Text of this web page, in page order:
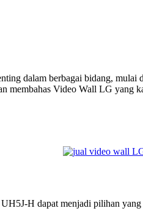
dalam berbagai bidang, mulai
membahas Video Wall LG yang
H dapat menjadi pilihan